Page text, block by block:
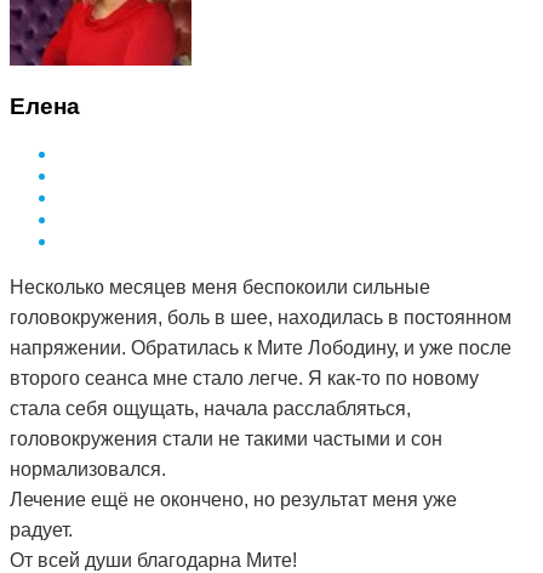
Елена
Несколько месяцев меня беспокоили сильные
головокружения, боль в шее, находилась в постоянном
напряжении. Обратилась к Мите Лободину, и уже после
второго сеанса мне стало легче. Я как-то по новому
стала себя ощущать, начала расслабляться,
головокружения стали не такими частыми и сон
нормализовался.
Лечение ещё не окончено, но результат меня уже
радует.
От всей души благодарна Мите!